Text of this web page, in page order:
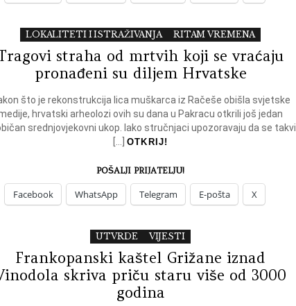
LOKALITETI I ISTRAŽIVANJA RITAM VREMENA
straha od mrtvih koji se vraćaju
pronađeni su diljem Hrvatske
što je rekonstrukcija lica muškarca iz Račeše obišla svjetske
hrvatski arheolozi ovih su dana u Pakracu otkrili još jedan
srednjovjekovni ukop. Iako stručnjaci upozoravaju da se takvi
[…] OTKRIJ!
POŠALJI PRIJATELJU!
Facebook WhatsApp Telegram E-pošta X
UTVRDE VIJESTI
Frankopanski kaštel Grižane iznad
skriva priču staru više od 3000
godina